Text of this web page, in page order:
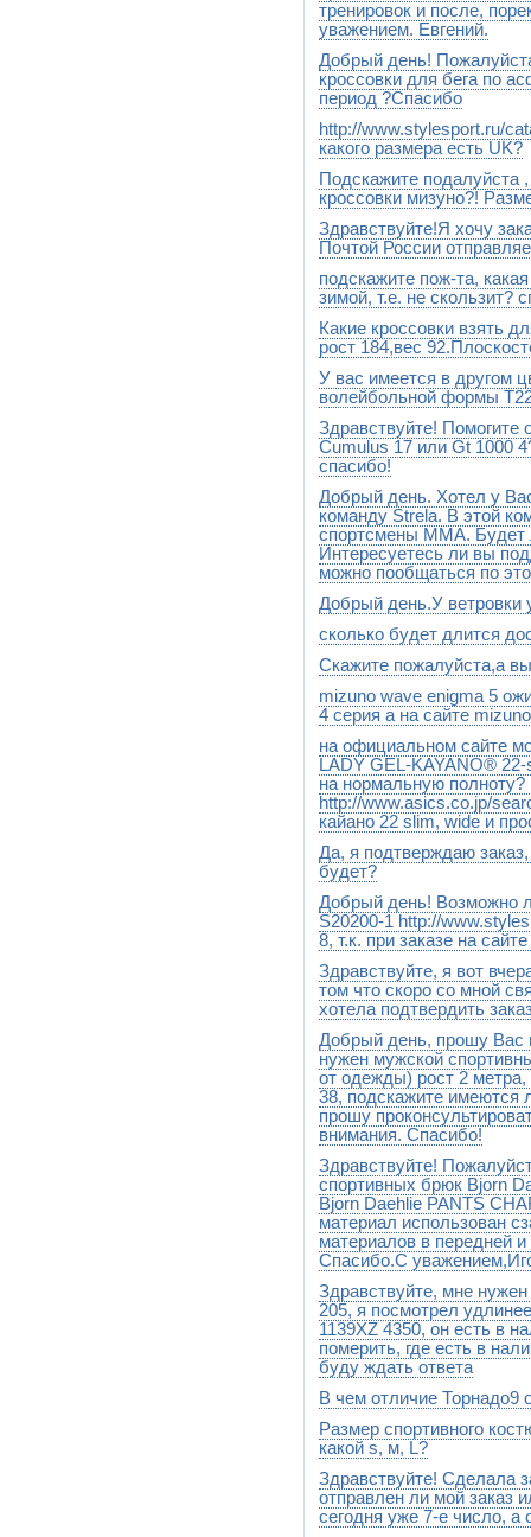
тренировок и после,
уважением. Евгений.
Компрессионное белье
этого. Конкретно
поддерживают их при
молочных кислот ( мышцы
Степень компрессии,
либо с тренером , либо с
Добрый день!
кроссовки для бега по
период ?Спасибо
Добрый день.Лучше всего
хорошие это вот эти Asics
ссылка http://
http://www.stylesport.ru/
какого размера есть UK?
Такие тоже есть uk5.5
размерной таблицей есть
наличии (на складе),их
Подскажите подалуйста
кроссовки мизуно?!
Вот такие есть на данный
http://www.stylesport.ru/
Здравствуйте!Я хочу
Почтой России
Добрый день, Антон!
свяжемся, обговорим
подскажите пож-та,
зимой, т.е. не скользит?
Если для гололеда, лучше
http://www.stylesport.ru/
http://www.stylesport.ru/
Какие кроссовки взять
рост 184,вес
Лучше всего это Asics GEL-
У вас имеется в другом
волейбольной формы
Добрый
посмотрите http://
Здравствуйте!
Cumulus 17 или Gt 1000
спасибо!
Добрый день. Asics Gel
Добрый день. Хотел у
команду Strela. В этой
спортсмены ММА. Будет
Интересуетесь ли вы
можно пообщаться по
Здравствуйте, Георгий! На
экипировкой команд, т.е. мы
Возможно, в будущем
уважением, интернет-
Добрый день.У ветровки
Добрый день.У этой,это у
сколько будет длится
Добрый день.Сроки
Почтой России 7-10 дней
Скажите пожалуйста,а
Добрый день.Конечно
mizuno wave enigma 5
4 серия а на сайте
Добрый день.Новая
Как поступят,у нас
http://www.stylesport.ru/
на официальном сайте
LADY GEL-KAYANO® 22-
на нормальную полноту?
http://www.asics.co.jp/
кайано 22 slim, wide и
Добрый день! Конечно
Да, я подтверждаю
будет?
Плохо,что мы не можем Вам
классом. Стоимость за
вещь,а сразу 4.Посылка
России).Цена будет 1200
доставки 10-15 дней
Добрый день! Возможно
S20200-1 http://
8, т.к. при заказе на
Добрый день. Если этот
найдем.Этого размера
Здравствуйте, я вот
том что скоро со мной
хотела подтвердить
Добрый день.Что то не
указали.Но если Вы заказ
Добрый день, прошу Вас
нужен мужской
от одежды) рост 2
38, подскажите имеются
прошу
внимания. Спасибо!
Добрый день.На данный
наличии.Они периодически
поставка,мы вас известим.
должно присутствовать
Здравствуйте!
спортивных брюк Bjorn
Bjorn Daehlie PANTS
материал использован
материалов в передней
Спасибо.С
Добрый день Bjorn Daehlie
брюки,спереди
CHARGER просто
одного ветрозащитного
Здравствуйте, мне
205, я посмотрел
1139XZ 4350, он есть в
померить, где есть в
буду ждать ответа
Добрый день, Дмитрий.
привезем в магазин,
В чем отличие Торнадо9
MID это высокая модель
Размер спортивного
какой s, м, L?
Если Ваш вес меньше 70 кг,
Здравствуйте! Сделала
отправлен ли мой заказ
сегодня уже 7-е число, а